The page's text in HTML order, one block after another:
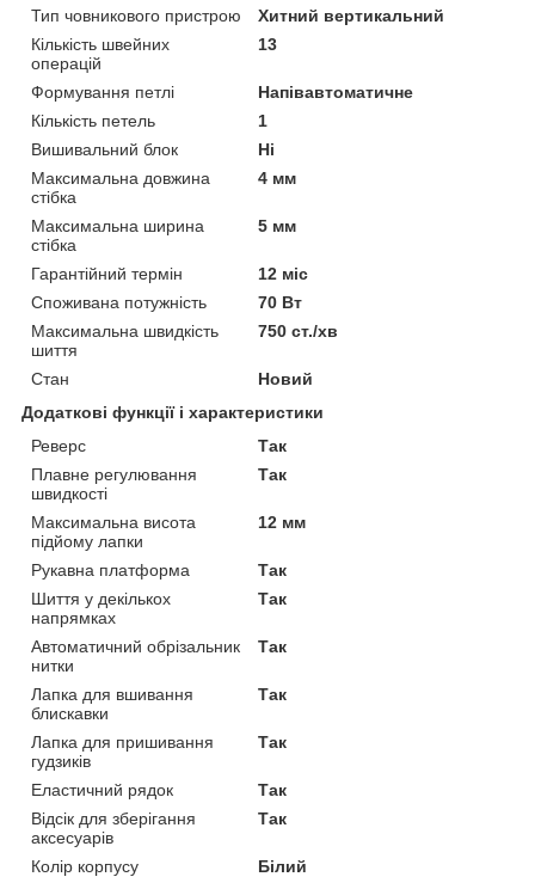
Тип човникового пристрою
Хитний вертикальний
Кількість швейних
операцій
13
Формування петлі
Напівавтоматичне
Кількість петель
1
Вишивальний блок
Ні
Максимальна довжина
стібка
4 мм
Максимальна ширина
стібка
5 мм
Гарантійний термін
12 міс
Споживана потужність
70 Вт
Максимальна швидкість
шиття
750 ст./хв
Стан
Новий
Додаткові функції і характеристики
Реверс
Так
Плавне регулювання
швидкості
Так
Максимальна висота
підйому лапки
12 мм
Рукавна платформа
Так
Шиття у декількох
напрямках
Так
Автоматичний обрізальник
нитки
Так
Лапка для вшивання
блискавки
Так
Лапка для пришивання
гудзиків
Так
Еластичний рядок
Так
Відсік для зберігання
аксесуарів
Так
Колір корпусу
Білий